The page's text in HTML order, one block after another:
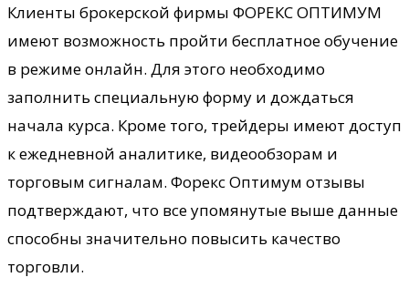
Клиенты брокерской фирмы ФОРЕКС ОПТИМУМ
имеют возможность пройти бесплатное обучение
в режиме онлайн. Для этого необходимо
заполнить специальную форму и дождаться
начала курса. Кроме того, трейдеры имеют доступ
к ежедневной аналитике, видеообзорам и
торговым сигналам. Форекс Оптимум отзывы
подтверждают, что все упомянутые выше данные
способны значительно повысить качество
торговли.